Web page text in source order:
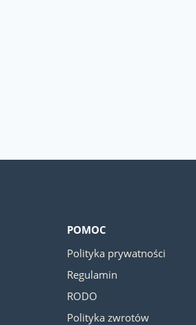
POMOC
Polityka prywatności
Regulamin
RODO
Polityka zwrotów